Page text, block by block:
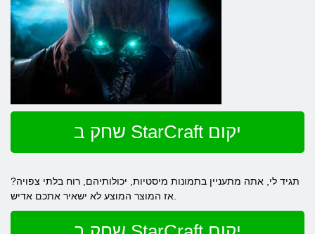
שחק ב StarCraft יקום
תגיד לי, אתה מתעניין בתמונות מיסטיות, יכולותיהם, רוח בלתי צפויה?